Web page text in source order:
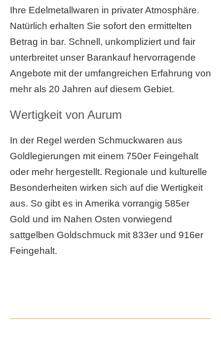
Ihre Edelmetallwaren in privater Atmosphäre.
Natürlich erhalten Sie sofort den ermittelten
Betrag in bar. Schnell, unkompliziert und fair
unterbreitet unser Barankauf hervorragende
Angebote mit der umfangreichen Erfahrung von
mehr als 20 Jahren auf diesem Gebiet.
Wertigkeit von Aurum
In der Regel werden Schmuckwaren aus
Goldlegierungen mit einem 750er Feingehalt
oder mehr hergestellt. Regionale und kulturelle
Besonderheiten wirken sich auf die Wertigkeit
aus. So gibt es in Amerika vorrangig 585er
Gold und im Nahen Osten vorwiegend
sattgelben Goldschmuck mit 833er und 916er
Feingehalt.